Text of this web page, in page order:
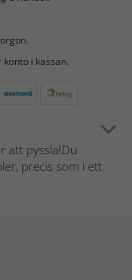
i kassan.
att pyssla!Du
precis som i ett